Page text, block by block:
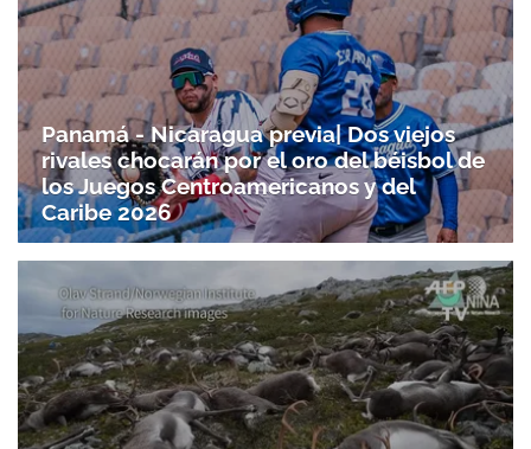
Panamá - Nicaragua previa| Dos viejos
rivales chocarán por el oro del béisbol de
los Juegos Centroamericanos y del
Caribe 2026